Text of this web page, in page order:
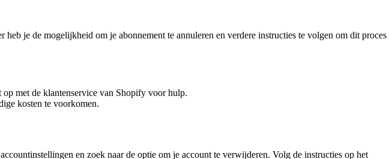
je de mogelijkheid om je abonnement te annuleren en verdere instructies te volgen om dit proces
met de klantenservice van Shopify voor hulp.
kosten te voorkomen.
en zoek naar de optie om je account te verwijderen. Volg de instructies op het